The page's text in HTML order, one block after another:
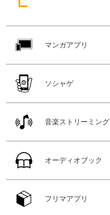
マンガアプリ
ソシャゲ
音楽ストリーミング
オーディオブック
フリマアプリ